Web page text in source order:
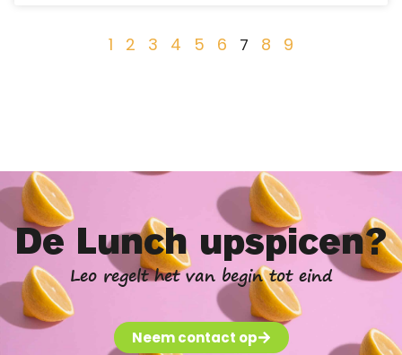
1 2 3 4 5 6 7 8 9
De Lunch upspicen?
Leo regelt het van begin tot eind
Neem contact op